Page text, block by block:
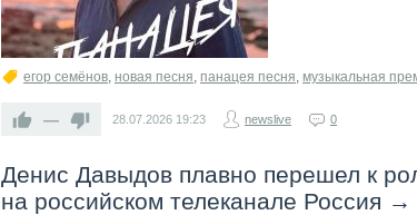
егор семёнов, новая песня, панацея песня, музыкальная
— 28.07.2026 19:23 newslive 0
Денис Давыдов плавно перешел к
на российском телеканале Россия →